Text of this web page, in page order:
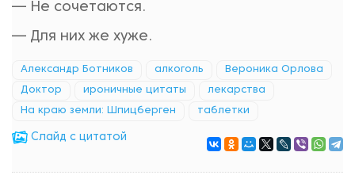
— Не сочетаются.
— Для них же хуже.
Александр Ботников алкоголь Вероника Орлова
Доктор ироничные цитаты лекарства
На краю земли: Шпицберген таблетки
Cлайд с цитатой